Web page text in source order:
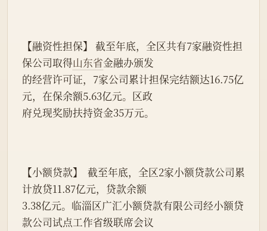
【融资性担保】 截至年底，全区共有7家融资性担
保公司取得山东省金融办颁发
的经营许可证，7家公司累计担保完结额达16.75亿
元，在保余额5.63亿元。区政
府兑现奖励扶持资金35万元。
【小额贷款】  截至年底，全区2家小额贷款公司累
计放贷11.87亿元，贷款余额
3.38亿元。临淄区广汇小额贷款有限公司经小额贷
款公司试点工作省级联席会议